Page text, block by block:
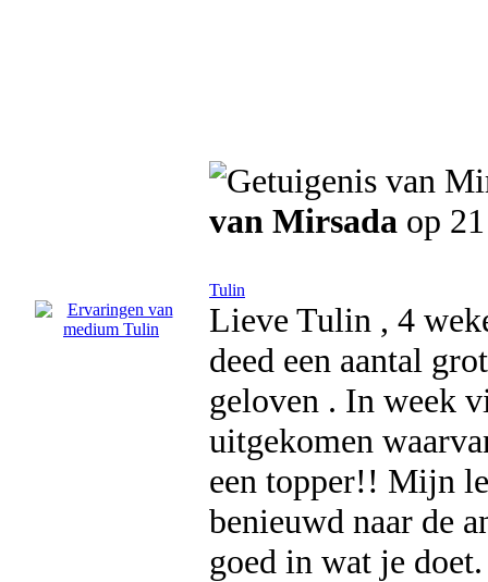
van Mirsada op
Tulin
Lieve Tulin , 4
deed een aantal
geloven . In week
uitgekomen
een topper!! Mijn
benieuwd naar de
goed in wat je